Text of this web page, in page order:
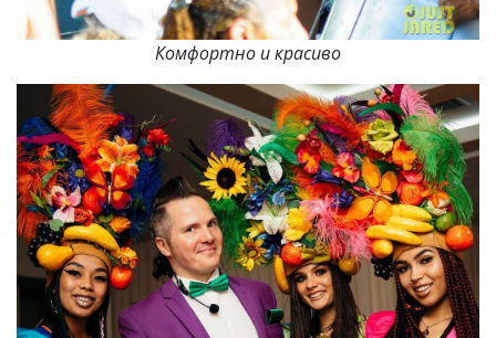
Комфортно и красиво